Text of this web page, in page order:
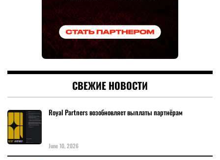
СВЕЖИЕ НОВОСТИ
Royal Partners возобновляет выплаты партнёрам
June 10, 2026